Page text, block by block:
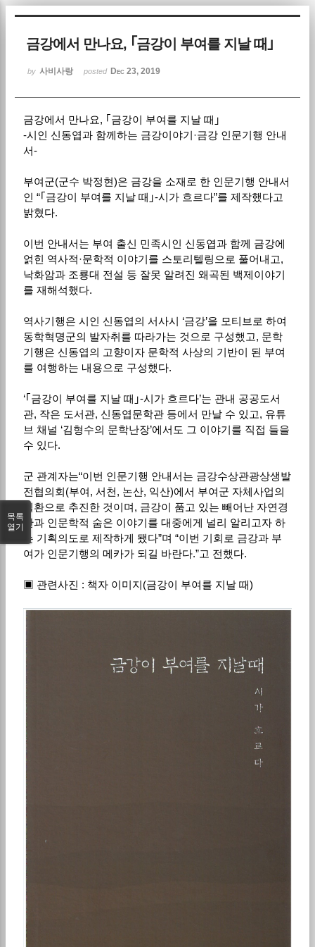
금강에서 만나요, ｢금강이 부여를 지날 때｣
by 사비사랑 posted Dec 23, 2019
금강에서 만나요, ｢금강이 부여를 지날 때｣
-시인 신동엽과 함께하는 금강이야기·금강 인문기행 안내
서-
부여군(군수 박정현)은 금강을 소재로 한 인문기행 안내서
인 “｢금강이 부여를 지날 때｣-시가 흐르다”를 제작했다고
밝혔다.
이번 안내서는 부여 출신 민족시인 신동엽과 함께 금강에
얽힌 역사적·문학적 이야기를 스토리텔링으로 풀어내고,
낙화암과 조룡대 전설 등 잘못 알려진 왜곡된 백제이야기
를 재해석했다.
역사기행은 시인 신동엽의 서사시 ‘금강’을 모티브로 하여
동학혁명군의 발자취를 따라가는 것으로 구성했고, 문학
기행은 신동엽의 고향이자 문학적 사상의 기반이 된 부여
를 여행하는 내용으로 구성했다.
‘｢금강이 부여를 지날 때｣-시가 흐르다’는 관내 공공도서
관, 작은 도서관, 신동엽문학관 등에서 만날 수 있고, 유튜
브 채널 ‘김형수의 문학난장’에서도 그 이야기를 직접 들을
수 있다.
군 관계자는“이번 인문기행 안내서는 금강수상관광상생발
전협의회(부여, 서천, 논산, 익산)에서 부여군 자체사업의
일환으로 추진한 것이며, 금강이 품고 있는 빼어난 자연경
관과 인문학적 숨은 이야기를 대중에게 널리 알리고자 하
는 기획의도로 제작하게 됐다”며 “이번 기회로 금강과 부
여가 인문기행의 메카가 되길 바란다.”고 전했다.
▣ 관련사진 : 책자 이미지(금강이 부여를 지날 때)
목록
열기
Sketchbook5, 스케치북5
Sketchbook5, 스케치북5